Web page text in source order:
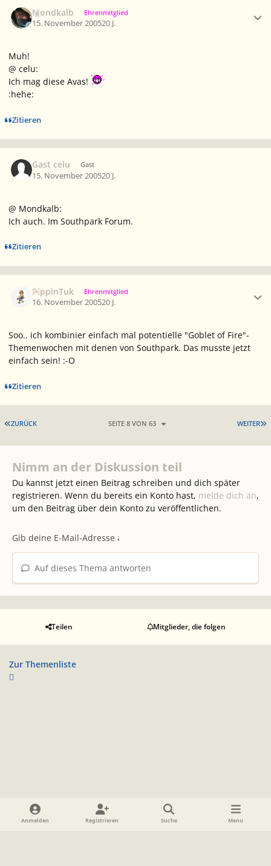
Mondkalb Ehrenmitglied
15. November 200520 J.
Muh!
@ celu:
Ich mag diese Avas!
:hehe:
Zitieren
Gast celu Gast
15. November 200520 J.
@ Mondkalb:
Ich auch. Im Southpark Forum.
Zitieren
PippinTuk Ehrenmitglied
16. November 200520 J.
Soo.. ich kombinier einfach mal potentielle "Goblet of Fire"-
Themenwochen mit denen von Southpark. Das musste jetzt
einfach sein! :-O
Zitieren
ERSTE SEITE
ZURÜCK WEITER
SEITE 8 VON 63
Nimm an der Diskussion teil
Du kannst jetzt einen Beitrag schreiben und dich später
registrieren. Wenn du bereits ein Konto hast, melde dich an,
um den Beitrag über dein Konto zu veröffentlichen.
Auf dieses Thema antworten
Teilen Mitglieder, die folgen
Zur Themenliste
Heller Modus
Dunkler ModusSystemeinstellung
Anmelden Registrieren Suche Menu